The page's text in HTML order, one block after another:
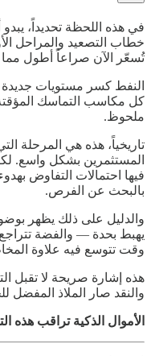
في هذه اللحظة تحديداً، يبدو
خطاب التصعيد والمراحل
تُسعّر الآن صراعاً أطول مما
النفط كسر مستويات
كل مكاسب التماسك
ملحوظ.
تاريخياً، هذه هي المرحلة
المستثمرين بشكل واسع.
فيها احتمالات التفاوض
بالبحث عن الفرص.
والدليل على ذلك يظهر
وقت تتوسع فيه علاوة
هذه إشارة صريحة لا تقبل
والنقد صار الملاذ المفضل
الأموال الذكية تراقب هذه